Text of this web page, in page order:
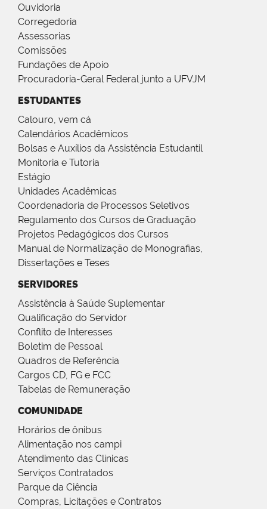
Ouvidoria
Corregedoria
Assessorias
Comissões
Fundações de Apoio
Procuradoria-Geral Federal junto a UFVJM
ESTUDANTES
Calouro, vem cá
Calendários Acadêmicos
Bolsas e Auxílios da Assistência Estudantil
Monitoria e Tutoria
Estágio
Unidades Acadêmicas
Coordenadoria de Processos Seletivos
Regulamento dos Cursos de Graduação
Projetos Pedagógicos dos Cursos
Manual de Normalização de Monografias,
Dissertações e Teses
SERVIDORES
Assistência à Saúde Suplementar
Qualificação do Servidor
Conflito de Interesses
Boletim de Pessoal
Quadros de Referência
Cargos CD, FG e FCC
Tabelas de Remuneração
COMUNIDADE
Horários de ônibus
Alimentação nos campi
Atendimento das Clínicas
Serviços Contratados
Parque da Ciência
Compras, Licitações e Contratos